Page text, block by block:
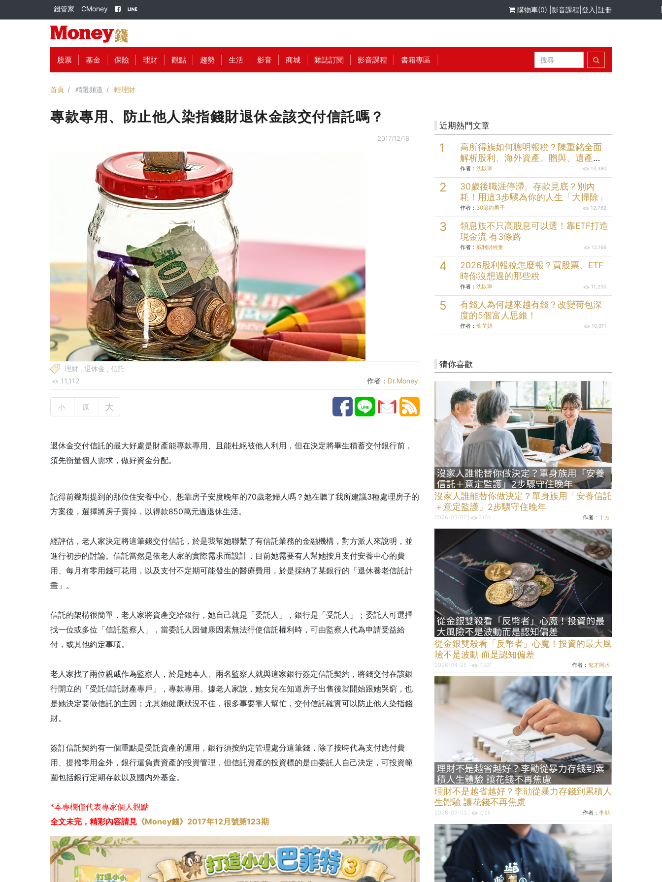
錢管家 CMoney 購物車(0) 影音課程 登入 註冊
股票 基金 保險 理財 觀點 趨勢 生活 影音 商城 雜誌訂閱 影音課程 書籍專區
首頁 精選頻道 輕理財
專款專用、防止他人染指錢財退休金該交付信託嗎？
2017/12/18
理財 , 退休金 , 信託
11,112
作者： Dr.Money
小 原 大
退休金交付信託的最大好處是財產能專款專用、且能杜絕被他人利用，但在決定將畢生積蓄交付銀行前，
須先衡量個人需求，做好資金分配。
記得前幾期提到的那位住安養中心、想靠房子安度晚年的70歲老婦人嗎？她在聽了我所建議3種處理房子的
方案後，選擇將房子賣掉，以得款850萬元過退休生活。
經評估，老人家決定將這筆錢交付信託，於是我幫她聯繫了有信託業務的金融機構，對方派人來說明，並
進行初步的討論。信託當然是依老人家的實際需求而設計，目前她需要有人幫她按月支付安養中心的費
用、每月有零用錢可花用，以及支付不定期可能發生的醫療費用，於是採納了某銀行的「退休養老信託計
畫」。
信託的架構很簡單，老人家將資產交給銀行，她自己就是「委託人」，銀行是「受託人」；委託人可選擇
找一位或多位「信託監察人」，當委託人因健康因素無法行使信託權利時，可由監察人代為申請受益給
付，或其他約定事項。
老人家找了兩位親戚作為監察人，於是她本人、兩名監察人就與這家銀行簽定信託契約，將錢交付在該銀
行開立的「受託信託財產專戶」，專款專用。據老人家說，她女兒在知道房子出售後就開始跟她哭窮，也
是她決定要做信託的主因；尤其她健康狀況不佳，很多事要靠人幫忙，交付信託確實可以防止他人染指錢
財。
簽訂信託契約有一個重點是受託資產的運用，銀行須按約定管理處分這筆錢，除了按時代為支付應付費
用、提撥零用金外，銀行還負責資產的投資管理，但信託資產的投資標的是由委託人自己決定，可投資範
圍包括銀行定期存款以及國內外基金。
*本專欄僅代表專家個人觀點
全文未完，精彩內容請見 《Money錢》2017年12月號第123期
近期熱門文章
高所得族如何聰明報稅？陳重銘全面
解析股利、海外資產、贈與、遺產報
稅規劃
作者： 沈以寧 13,390
30歲後職涯停滯、存款見底？別內
耗！用這3步驟為你的人生「大掃除」
作者： 30節約男子 12,762
領息族不只高股息可以選！靠ETF打造
現金流 有3條路
作者： 威利財經角 12,166
2026股利報稅怎麼報？買股票、ETF
時你沒想過的那些稅
作者： 沈以寧 11,250
有錢人為何越來越有錢？改變荷包深
度的5個富人思維！
作者： 葉芷娟 10,911
猜你喜歡
沒家人誰能替你做決定？單身族用「安養信託
＋意定監護」2步驟守住晚年
2026-03-07 | 7,176 作者：十方
從金銀雙殺看「反幣者」心魔！投資的最大風
險不是波動 而是認知偏差
2026-04-25 | 7,587 作者： 鬼才阿水
理財不是越省越好？李勛從暴力存錢到累積人
生體驗 讓花錢不再焦慮
2026-03-03 | 7,125 作者：李勛